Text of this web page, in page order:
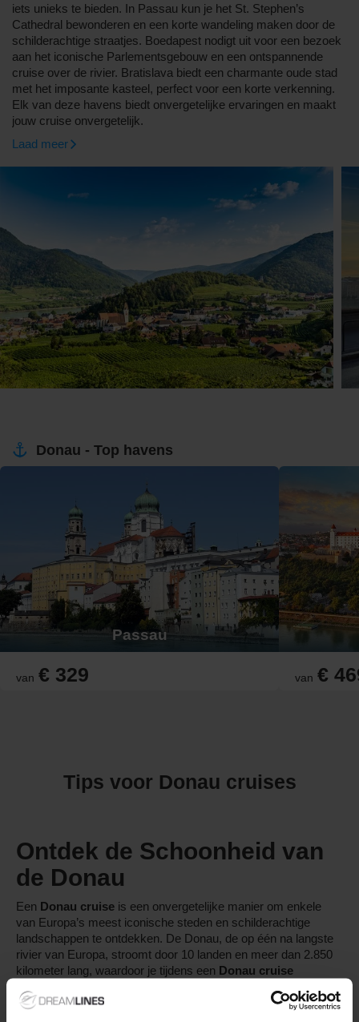
iets unieks te bieden. In Passau kun je het St. Stephen’s
Cathedral bewonderen en een korte wandeling maken door de
schilderachtige straatjes. Boedapest nodigt uit voor een bezoek
aan het iconische Parlementsgebouw en een ontspannende
cruise over de rivier. Bratislava biedt een charmante oude stad
met het imposante kasteel, perfect voor een korte verkenning.
Elk van deze havens biedt onvergetelijke ervaringen en maakt
jouw cruise onvergetelijk.
Laad meer
Donau - Top havens
Passau
van € 329 van €
Tips voor Donau cruises
Ontdek de Schoonheid van
de Donau
Een Donau cruise is een onvergetelijke manier om enkele
van Europa’s meest iconische steden en schilderachtige
landschappen te ontdekken. De Donau, de op één na langste
rivier van Europa, stroomt door 10 landen en meer dan 2.850
kilometer lang, waardoor je tijdens een Donau cruise
de barokke architectuur van Passau tot de majestueuze